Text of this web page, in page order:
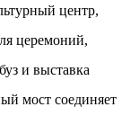
центр,
церемоний,
и выставка
мост соединяет